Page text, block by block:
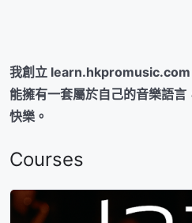
我創立 learn.hkpromusic.com
能擁有一套屬於自己的音樂語
快樂。
Courses